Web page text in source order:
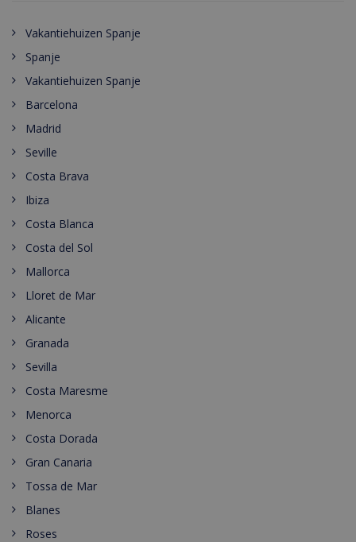
Vakantiehuizen Spanje
Spanje
Vakantiehuizen Spanje
Barcelona
Madrid
Seville
Costa Brava
Ibiza
Costa Blanca
Costa del Sol
Mallorca
Lloret de Mar
Alicante
Granada
Sevilla
Costa Maresme
Menorca
Costa Dorada
Gran Canaria
Tossa de Mar
Blanes
Roses